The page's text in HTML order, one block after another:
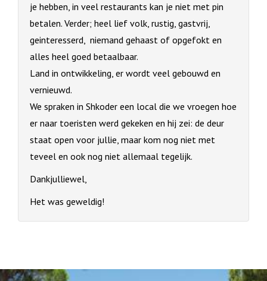
je hebben, in veel restaurants kan je niet met pin
betalen. Verder; heel lief volk, rustig, gastvrij,
geinteresserd, niemand gehaast of opgefokt en
alles heel goed betaalbaar.
Land in ontwikkeling, er wordt veel gebouwd en
vernieuwd.
We spraken in Shkoder een local die we vroegen hoe
er naar toeristen werd gekeken en hij zei: de deur
staat open voor jullie, maar kom nog niet met
teveel en ook nog niet allemaal tegelijk.
Dankjulliewel,
Het was geweldig!